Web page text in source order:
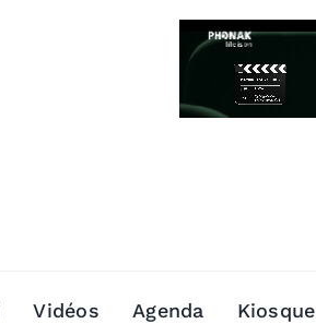
Vidéos Agenda Kiosque